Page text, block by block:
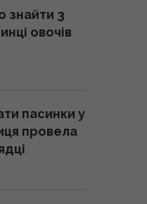
дитина
знайти 3
овочів
пасинки у
провела